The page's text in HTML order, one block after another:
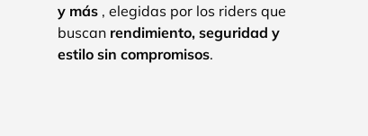
y más , elegidas por los riders que
buscan rendimiento, seguridad y
estilo sin compromisos.